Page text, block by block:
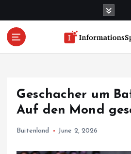
Geschacher um
Auf den Mond
Buitenland June 2, 2026